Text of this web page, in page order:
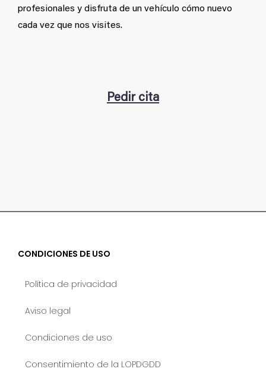
profesionales y disfruta de un vehículo cómo nuevo
cada vez que nos visites.
Pedir cita
CONDICIONES DE USO
Política de privacidad
Aviso legal
Condiciones de uso
Consentimiento de la LOPDGDD